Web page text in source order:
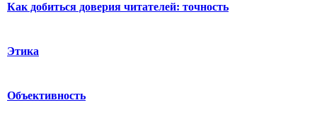
Как добиться доверия читателей: точность
Этика
Объективность